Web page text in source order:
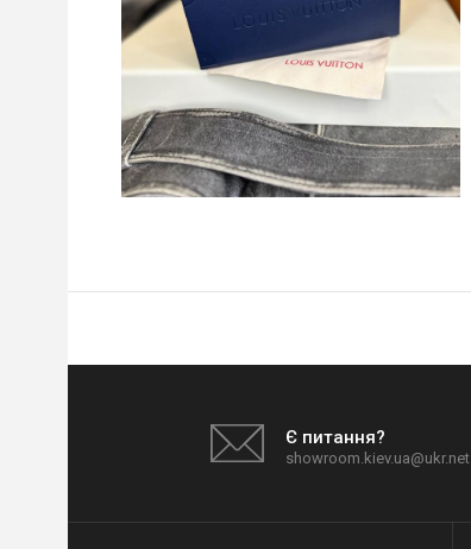
Є питання?
showroom.kiev.ua@ukr.net